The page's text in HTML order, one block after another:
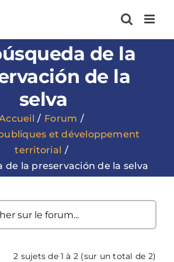
de la
de la
selva
Forum
et développement
territorial
de la preservación de la selva
2 sujets de 1 à 2 (sur un total de 2)